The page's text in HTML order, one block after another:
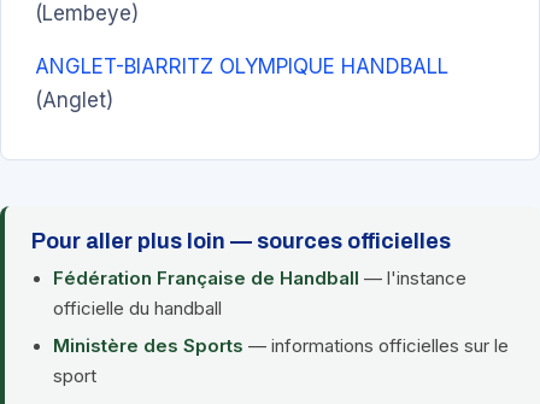
(Lembeye)
ANGLET-BIARRITZ OLYMPIQUE HANDBALL
(Anglet)
Pour aller plus loin — sources officielles
Fédération Française de Handball — l'instance
officielle du handball
Ministère des Sports — informations officielles sur le
sport